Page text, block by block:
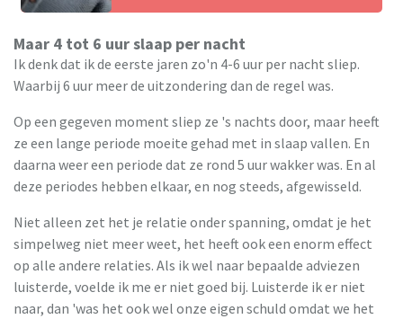
Maar 4 tot 6 uur slaap per nacht
Ik denk dat ik de eerste jaren zo'n 4-6 uur per nacht sliep.
Waarbij 6 uur meer de uitzondering dan de regel was.
Op een gegeven moment sliep ze 's nachts door, maar heeft
ze een lange periode moeite gehad met in slaap vallen. En
daarna weer een periode dat ze rond 5 uur wakker was. En al
deze periodes hebben elkaar, en nog steeds, afgewisseld.
Niet alleen zet het je relatie onder spanning, omdat je het
simpelweg niet meer weet, het heeft ook een enorm effect
op alle andere relaties. Als ik wel naar bepaalde adviezen
luisterde, voelde ik me er niet goed bij. Luisterde ik er niet
naar, dan 'was het ook wel onze eigen schuld omdat we het